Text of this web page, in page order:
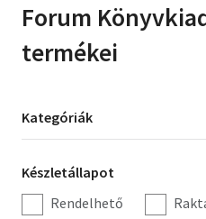
Erotika
Hobbi, szabadidő
Forum
termékei
Kategória
szűrés
Kategóriák
Készletállapot
szűrés
Készletállapot
Rendelhető